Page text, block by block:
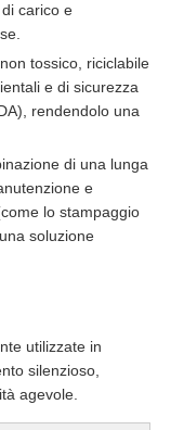
carico e
tossico, riciclabile
e di sicurezza
rendendolo una
di una lunga
e
lo stampaggio
soluzione
utilizzate in
silenzioso,
agevole.